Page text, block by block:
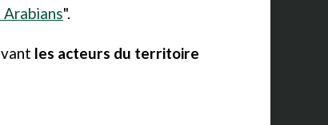
".
les acteurs du territoire